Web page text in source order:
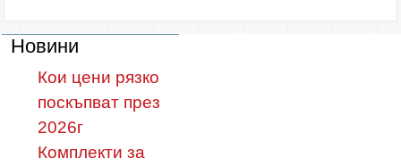
Новини
Кои цени рязко
поскъпват през
2026г
Комплекти за